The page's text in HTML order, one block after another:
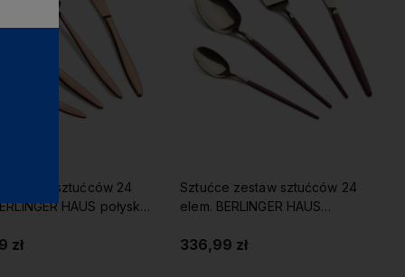
zestaw sztućców 24
HAUS połysk
zł
Sztućce zestaw sztućców 24
elem. BERLINGER HAUS
336,99 zł